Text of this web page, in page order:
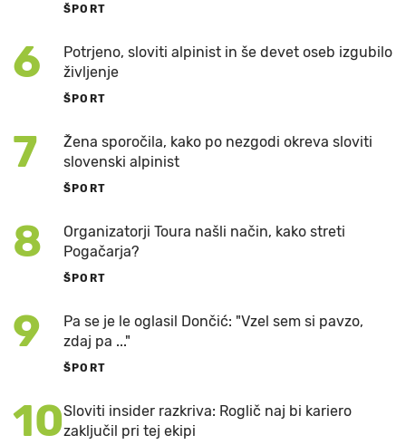
ŠPORT
6
Potrjeno, sloviti alpinist in še devet oseb izgubilo
življenje
ŠPORT
7
Žena sporočila, kako po nezgodi okreva sloviti
slovenski alpinist
ŠPORT
8
Organizatorji Toura našli način, kako streti
Pogačarja?
ŠPORT
9
Pa se je le oglasil Dončić: "Vzel sem si pavzo,
zdaj pa ..."
ŠPORT
10Sloviti insider razkriva: Roglič naj bi kariero
zaključil pri tej ekipi